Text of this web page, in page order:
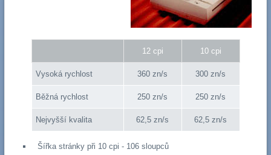
12 cpi 10 cpi
Vysoká rychlost 360 zn/s 300 zn/s
Běžná rychlost 250 zn/s 250 zn/s
Nejvyšší kvalita 62,5 zn/s 62,5 zn/s
Šířka stránky při 10 cpi - 106 sloupců